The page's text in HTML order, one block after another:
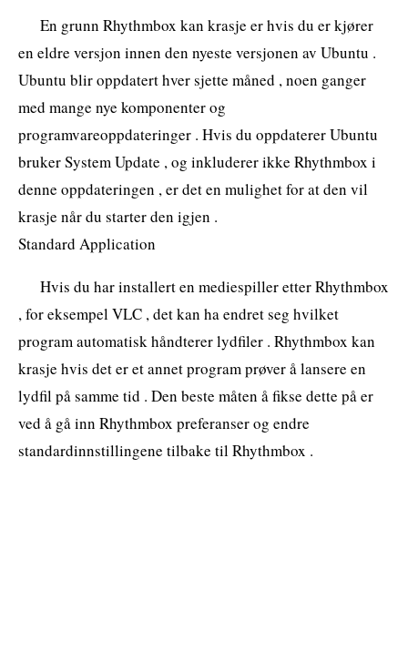
En grunn Rhythmbox kan krasje er hvis du er kjører
en eldre versjon innen den nyeste versjonen av Ubuntu .
Ubuntu blir oppdatert hver sjette måned , noen ganger
med mange nye komponenter og
programvareoppdateringer . Hvis du oppdaterer Ubuntu
bruker System Update , og inkluderer ikke Rhythmbox i
denne oppdateringen , er det en mulighet for at den vil
krasje når du starter den igjen .
Standard Application
Hvis du har installert en mediespiller etter Rhythmbox
, for eksempel VLC , det kan ha endret seg hvilket
program automatisk håndterer lydfiler . Rhythmbox kan
krasje hvis det er et annet program prøver å lansere en
lydfil på samme tid . Den beste måten å fikse dette på er
ved å gå inn Rhythmbox preferanser og endre
standardinnstillingene tilbake til Rhythmbox .